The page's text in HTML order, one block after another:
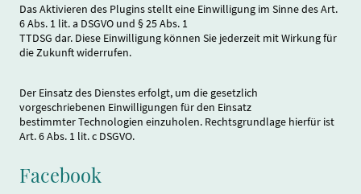
Das Aktivieren des Plugins stellt eine Einwilligung im Sinne des Art.
6 Abs. 1 lit. a DSGVO und § 25 Abs. 1
TTDSG dar. Diese Einwilligung können Sie jederzeit mit Wirkung für
die Zukunft widerrufen.
Der Einsatz des Dienstes erfolgt, um die gesetzlich
vorgeschriebenen Einwilligungen für den Einsatz
bestimmter Technologien einzuholen. Rechtsgrundlage hierfür ist
Art. 6 Abs. 1 lit. c DSGVO.
Facebook